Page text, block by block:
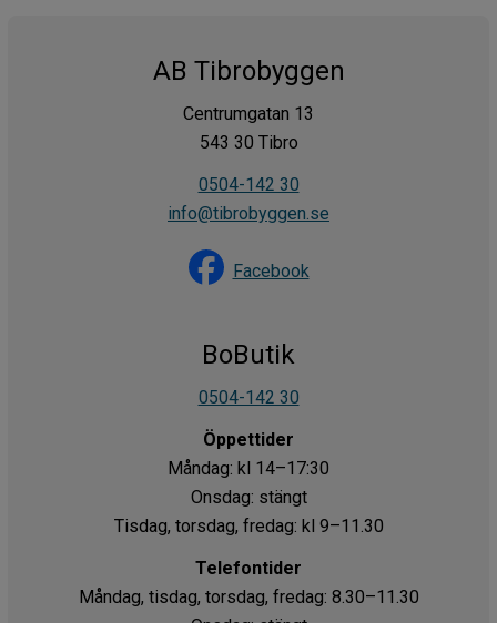
AB Tibrobyggen
Centrumgatan 13
543 30 Tibro
0504-142 30
info@tibrobyggen.se
Facebook
BoButik
0504-142 30
Öppettider
Måndag: kl 14–17:30
Onsdag: stängt
Tisdag, torsdag, fredag: kl 9–11.30
Telefontider
Måndag, tisdag, torsdag, fredag: 8.30–11.30